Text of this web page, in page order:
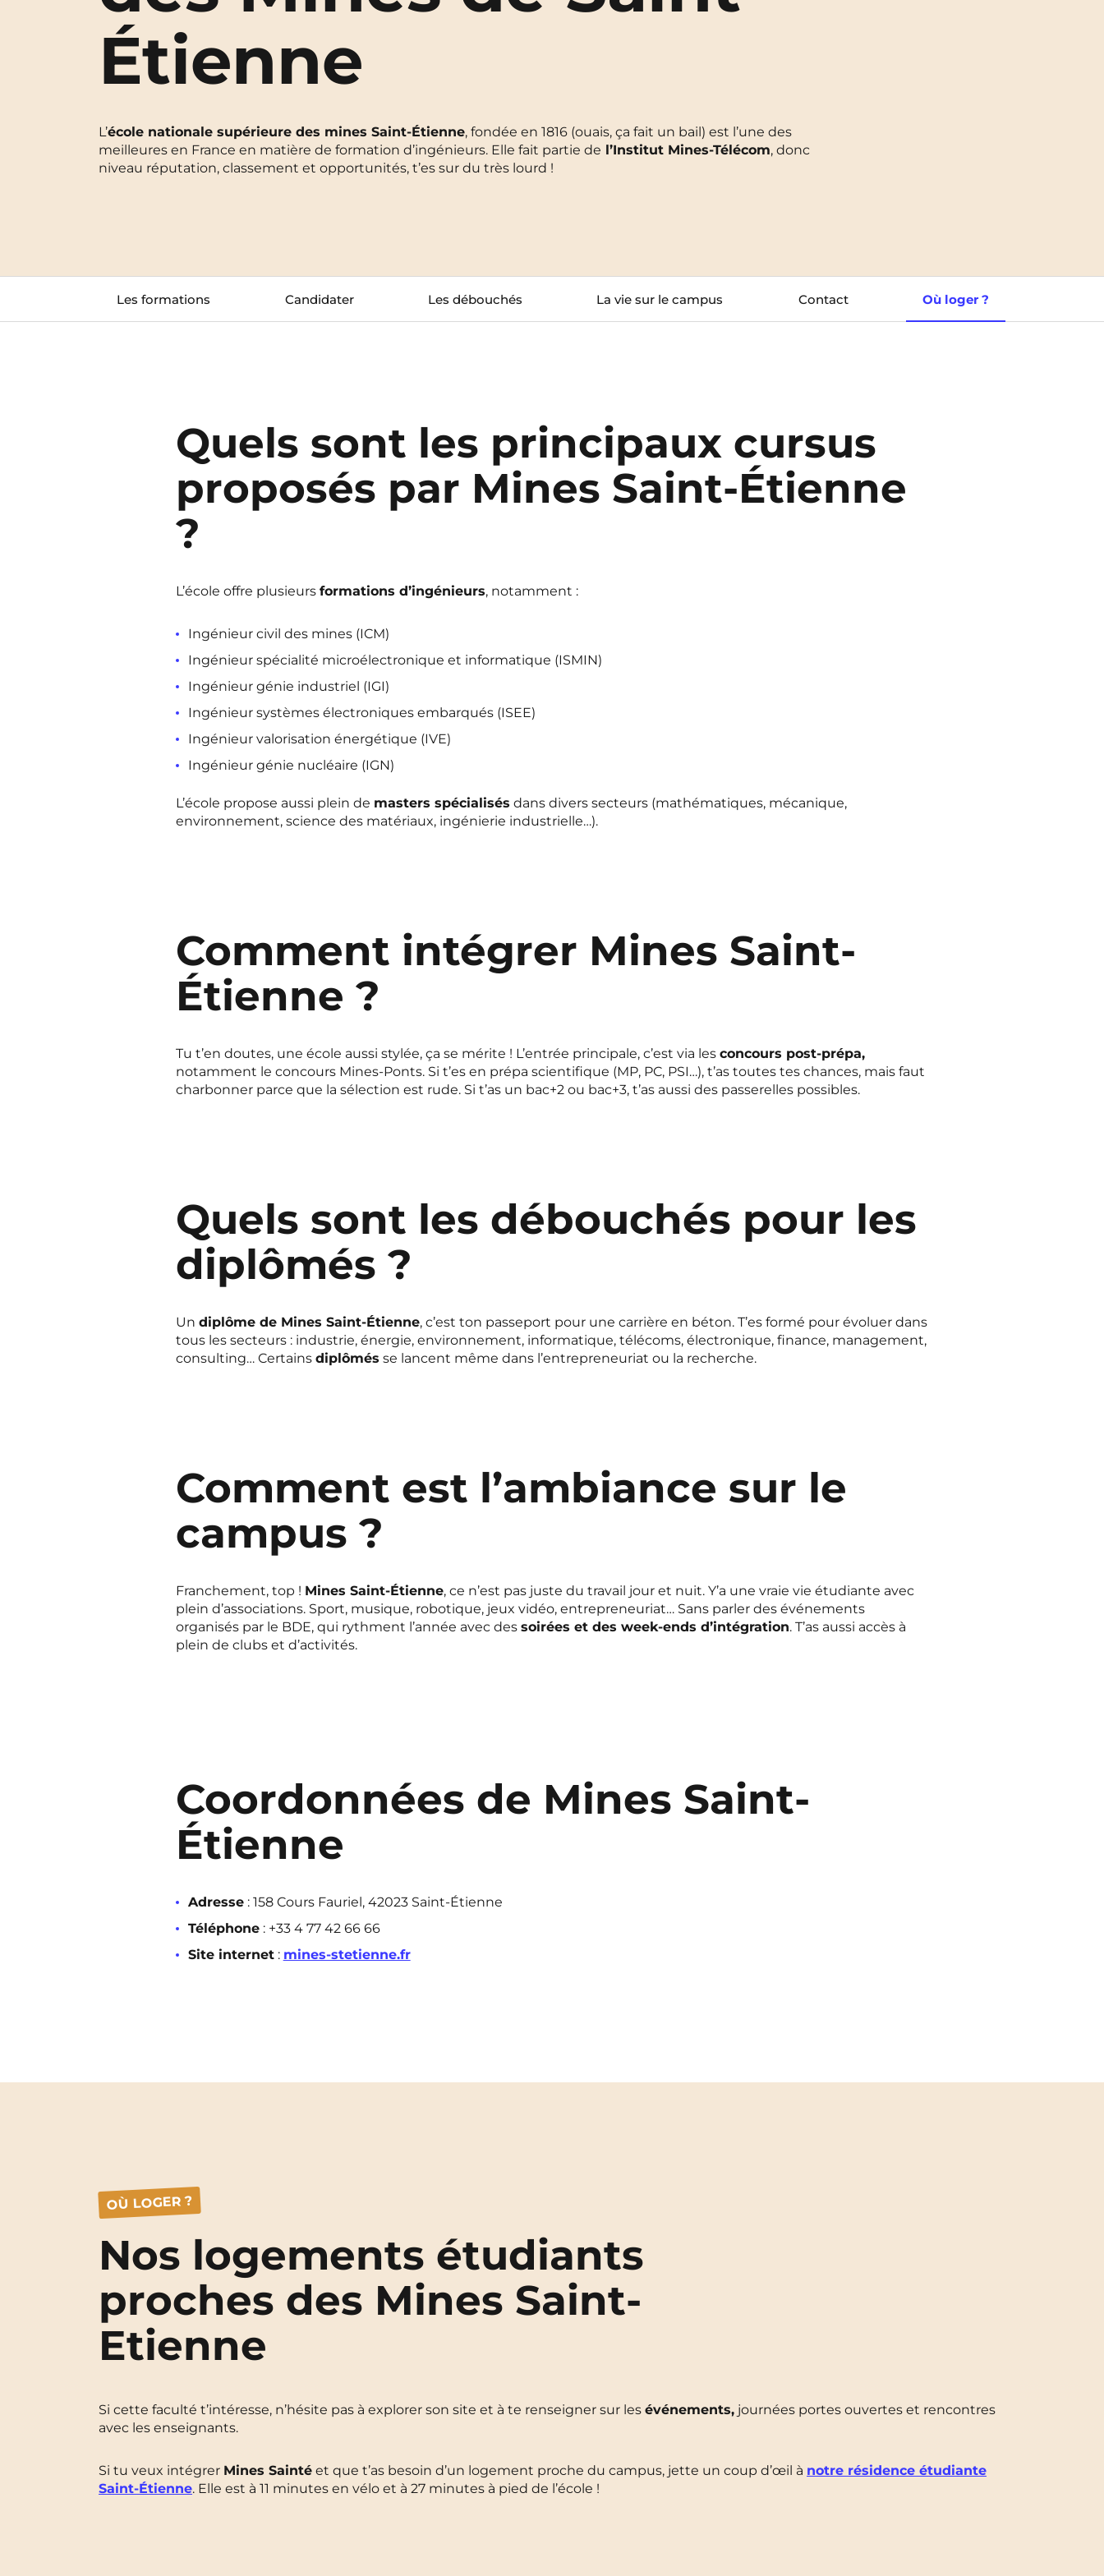
Bordeaux
Brest Limoges Pau Vichy
Étienne
L’école nationale supérieure des mines Saint-Étienne, fondée en 1816 (ouais, ça fait un bail) est l’une des
meilleures en France en matière de formation d’ingénieurs. Elle fait partie de l’Institut Mines-Télécom, donc
niveau réputation, classement et opportunités, t’es sur du très lourd !
Les formations Candidater Les débouchés La vie sur le campus Contact Où loger ?
Quels sont les principaux cursus
proposés par Mines Saint-Étienne
?
L’école offre plusieurs formations d’ingénieurs, notamment :
Ingénieur civil des mines (ICM)
Ingénieur spécialité microélectronique et informatique (ISMIN)
Ingénieur génie industriel (IGI)
Ingénieur systèmes électroniques embarqués (ISEE)
Ingénieur valorisation énergétique (IVE)
Ingénieur génie nucléaire (IGN)
L’école propose aussi plein de masters spécialisés dans divers secteurs (mathématiques, mécanique,
environnement, science des matériaux, ingénierie industrielle…).
Comment intégrer Mines Saint-
Étienne ?
Tu t’en doutes, une école aussi stylée, ça se mérite ! L’entrée principale, c’est via les concours post-prépa,
notamment le concours Mines-Ponts. Si t’es en prépa scientifique (MP, PC, PSI…), t’as toutes tes chances, mais faut
charbonner parce que la sélection est rude. Si t’as un bac+2 ou bac+3, t’as aussi des passerelles possibles.
Quels sont les débouchés pour les
diplômés ?
Un diplôme de Mines Saint-Étienne, c’est ton passeport pour une carrière en béton. T’es formé pour évoluer dans
tous les secteurs : industrie, énergie, environnement, informatique, télécoms, électronique, finance, management,
consulting… Certains diplômés se lancent même dans l’entrepreneuriat ou la recherche.
Comment est l’ambiance sur le
campus ?
Franchement, top ! Mines Saint-Étienne, ce n’est pas juste du travail jour et nuit. Y’a une vraie vie étudiante avec
plein d’associations. Sport, musique, robotique, jeux vidéo, entrepreneuriat… Sans parler des événements
organisés par le BDE, qui rythment l’année avec des soirées et des week-ends d’intégration. T’as aussi accès à
plein de clubs et d’activités.
Coordonnées de Mines Saint-
Étienne
Adresse: 158 Cours Fauriel, 42023 Saint-Étienne
Téléphone: +33 4 77 42 66 66
Site internet: mines-stetienne.fr
OÙ LOGER ?
Nos logements étudiants
proches des Mines Saint-
Etienne
Si cette faculté t’intéresse, n’hésite pas à explorer son site et à te renseigner sur les événements, journées portes ouvertes et rencontres
avec les enseignants.
Si tu veux intégrer Mines Sainté et que t’as besoin d’un logement proche du campus, jette un coup d’œil à notre résidence étudiante
Saint-Étienne. Elle est à 11 minutes en vélo et à 27 minutes à pied de l’école !